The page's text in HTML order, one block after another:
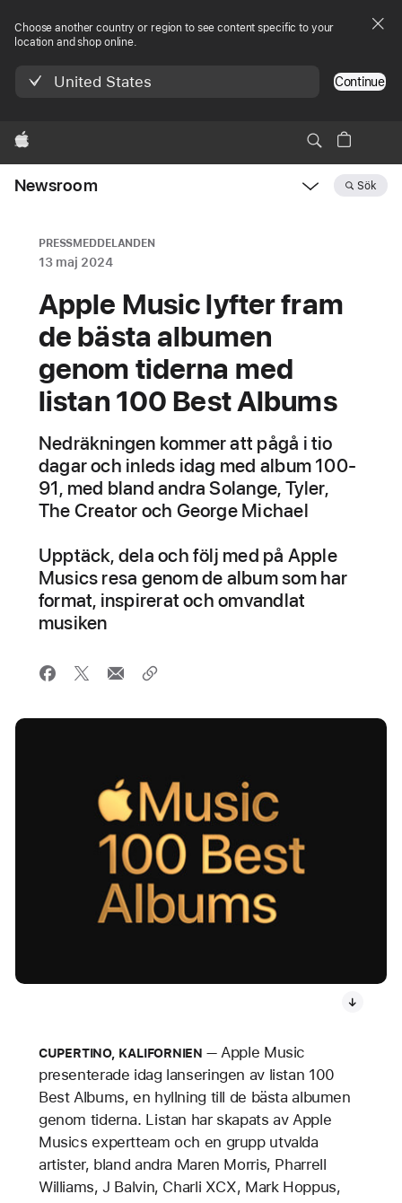
Choose another country or region to see content specific to your
location and shop online.
United States Continue
Apple
Newsroom Sök
PRESSMEDDELANDEN
13 maj 2024
Apple Music lyfter fram
de bästa albumen
genom tiderna med
listan 100 Best Albums
Nedräkningen kommer att pågå i tio
dagar och inleds idag med album 100-
91, med bland andra Solange, Tyler,
The Creator och George Michael
Upptäck, dela och följ med på Apple
Musics resa genom de album som har
format, inspirerat och omvandlat
musiken
CUPERTINO, KALIFORNIEN
Apple Music
presenterade idag lanseringen av listan 100
Best Albums, en hyllning till de bästa albumen
genom tiderna. Listan har skapats av Apple
Musics expertteam och en grupp utvalda
artister, bland andra Maren Morris, Pharrell
Williams, J Balvin, Charli XCX, Mark Hoppus,